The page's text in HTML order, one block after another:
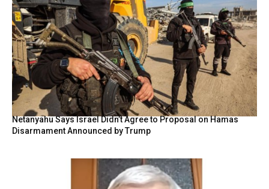
Netanyahu Says Israel Didn’t Agree to Proposal on Hamas
Disarmament Announced by Trump